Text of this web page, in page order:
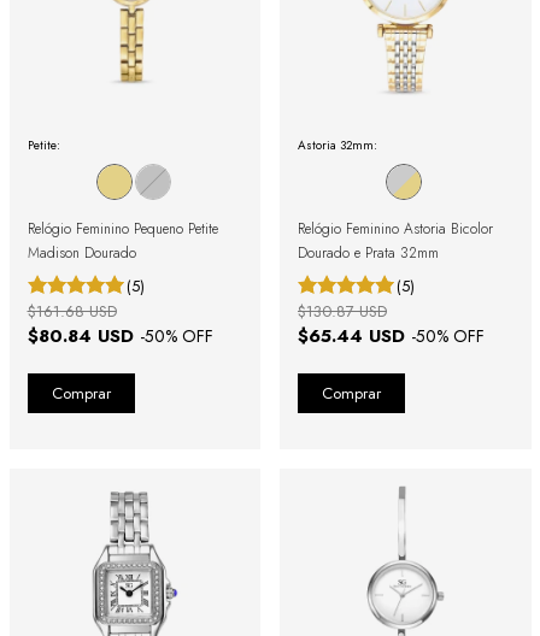
Petite:
Relógio Feminino Pequeno Petite
Madison Dourado
(5)
$80.84 USD -50% OFF
$161.68 USD
Astoria 32mm:
Relógio Feminino Astoria Bicolor
Dourado e Prata 32mm
(5)
$65.44 USD -50% OFF
$130.87 USD